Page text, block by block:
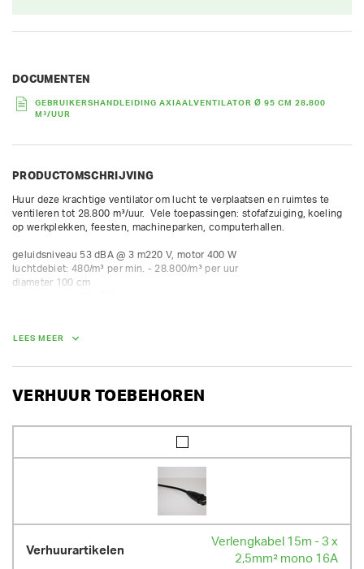
DOCUMENTEN
GEBRUIKERSHANDLEIDING AXIAALVENTILATOR Ø 95 CM 28.800
M³/UUR
PRODUCTOMSCHRIJVING
Huur deze krachtige ventilator om lucht te verplaatsen en ruimtes te
ventileren tot 28.800 m³/uur.  Vele toepassingen: stofafzuiging, koeling
op werkplekken, feesten, machineparken, computerhallen.
geluidsniveau 53 dBA @ 3 m220 V, motor 400 W
luchtdebiet: 480/m³ per min. - 28.800/m³ per uur
diameter 100 cm
LEES MEER
VERHUUR TOEBEHOREN
Verlengkabel 15m - 3 x
2,5mm² mono 16A